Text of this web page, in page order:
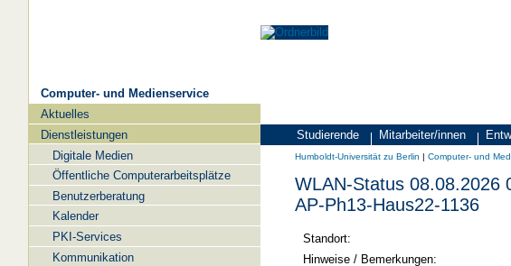
Computer- und Medienservice
Navigation
Aktuelles
Dienstleistungen
Digitale Medien
Öffentliche Computerarbeitsplätze
Benutzerberatung
Kalender
PKI-Services
Kommunikation
Zielgruppen
Studierende Mitarbeiter/innen
Humboldt-
Universität
Humboldt-Universität zu Berlin | Computer- und
WLAN-Status 08.08.2026
AP-Ph13-Haus22-1136
Standort:
Hinweise / Bemerkungen: